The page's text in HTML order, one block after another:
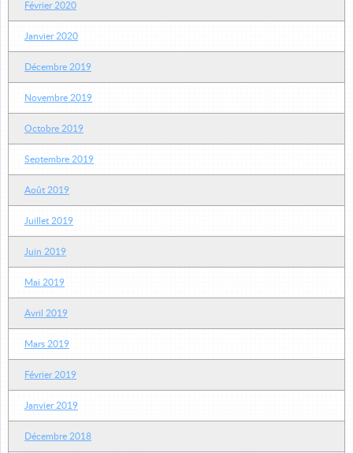
Février 2020
Janvier 2020
Décembre 2019
Novembre 2019
Octobre 2019
Septembre 2019
Août 2019
Juillet 2019
Juin 2019
Mai 2019
Avril 2019
Mars 2019
Février 2019
Janvier 2019
Décembre 2018